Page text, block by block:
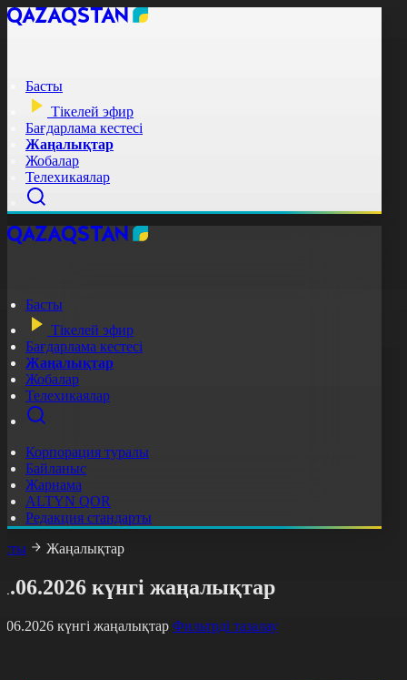
Басты
Тікелей эфир
Бағдарлама кестесі
Жаңалықтар
Жобалар
Телехикаялар
Басты
Тікелей эфир
Бағдарлама кестесі
Жаңалықтар
Жобалар
Телехикаялар
Корпорация туралы
Байланыс
Жарнама
ALTYN QOR
Редакция стандарты
Жаңалықтар
күнгі жаңалықтар
күнгі жаңалықтар Фильтрді тазалау